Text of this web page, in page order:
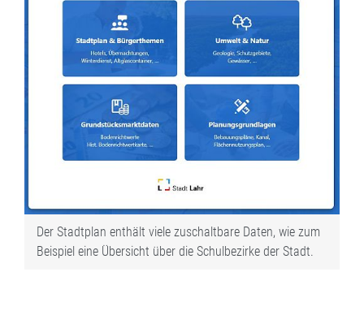
Der Stadtplan enthält viele zuschaltbare Daten, wie zum
Beispiel eine Übersicht über die Schulbezirke der Stadt.